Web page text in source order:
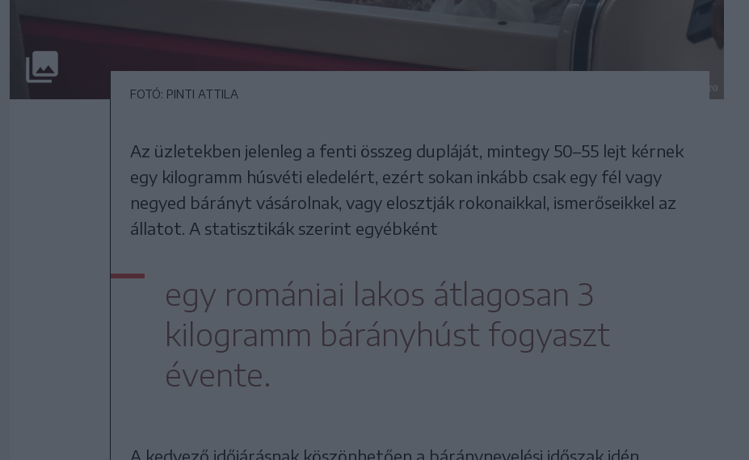
FOTÓ: PINTI ATTILA
Az üzletekben jelenleg a fenti összeg dupláját, mintegy 50–55 lejt kérnek
egy kilogramm húsvéti eledelért, ezért sokan inkább csak egy fél vagy
negyed bárányt vásárolnak, vagy elosztják rokonaikkal, ismerőseikkel az
állatot. A statisztikák szerint egyébként
egy romániai lakos átlagosan 3
kilogramm bárányhúst fogyaszt
évente.
A kedvező időjárásnak köszönhetően a báránynevelési időszak idén